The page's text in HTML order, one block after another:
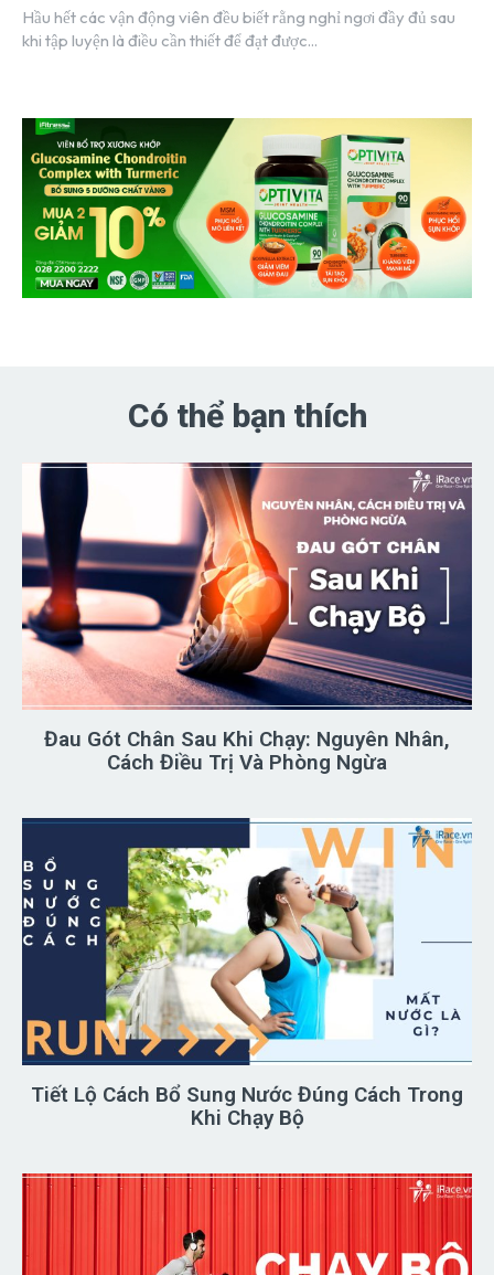
Hầu hết các vận động viên đều biết rằng nghỉ ngơi đầy đủ sau
khi tập luyện là điều cần thiết để đạt được...
Có thể bạn thích
Đau Gót Chân Sau Khi Chạy: Nguyên Nhân,
Cách Điều Trị Và Phòng Ngừa
Tiết Lộ Cách Bổ Sung Nước Đúng Cách Trong
Khi Chạy Bộ